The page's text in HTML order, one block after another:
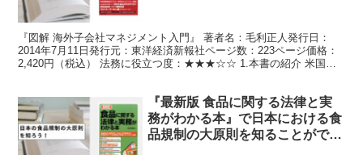
『図解 海外子会社マネジメント入門』 著者名：毛利正人発行日：
2014年7月11日発行元：東洋経済新報社ページ数：223ページ価格：
2,420円（税込） 法務に役立つ度：★★★☆☆ 1.本書の紹介 米国公
『最新版 食品に関する法律と実
務がわかる本』で日本における食
品規制の大原則を知ることができ